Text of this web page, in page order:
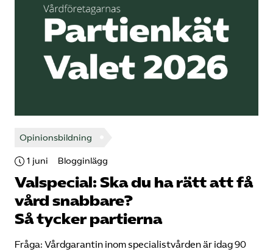
Opinionsbildning
1 juni Blogginlägg
Valspecial: Ska du ha rätt att få
vård snabbare?
Så tycker partierna
Fråga: Vårdgarantin inom specialistvården är idag 90